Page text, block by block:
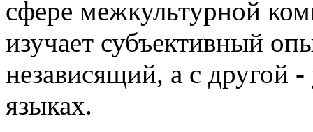
сфере межкультурной
изучает субъективный
независящий, а с другой
языках.